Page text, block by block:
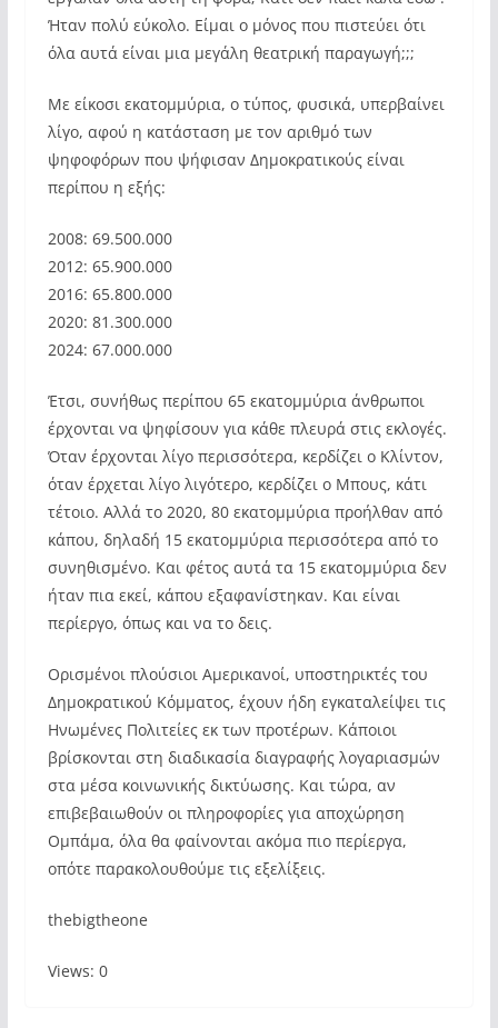
Ήταν πολύ εύκολο. Είμαι ο μόνος που πιστεύει ότι
όλα αυτά είναι μια μεγάλη θεατρική παραγωγή;;;
Με είκοσι εκατομμύρια, ο τύπος, φυσικά, υπερβαίνει
λίγο, αφού η κατάσταση με τον αριθμό των
ψηφοφόρων που ψήφισαν Δημοκρατικούς είναι
περίπου η εξής:
2008: 69.500.000
2012: 65.900.000
2016: 65.800.000
2020: 81.300.000
2024: 67.000.000
Έτσι, συνήθως περίπου 65 εκατομμύρια άνθρωποι
έρχονται να ψηφίσουν για κάθε πλευρά στις εκλογές.
Όταν έρχονται λίγο περισσότερα, κερδίζει ο Κλίντον,
όταν έρχεται λίγο λιγότερο, κερδίζει ο Μπους, κάτι
τέτοιο. Αλλά το 2020, 80 εκατομμύρια προήλθαν από
κάπου, δηλαδή 15 εκατομμύρια περισσότερα από το
συνηθισμένο. Και φέτος αυτά τα 15 εκατομμύρια δεν
ήταν πια εκεί, κάπου εξαφανίστηκαν. Και είναι
περίεργο, όπως και να το δεις.
Ορισμένοι πλούσιοι Αμερικανοί, υποστηρικτές του
Δημοκρατικού Κόμματος, έχουν ήδη εγκαταλείψει τις
Ηνωμένες Πολιτείες εκ των προτέρων. Κάποιοι
βρίσκονται στη διαδικασία διαγραφής λογαριασμών
στα μέσα κοινωνικής δικτύωσης. Και τώρα, αν
επιβεβαιωθούν οι πληροφορίες για αποχώρηση
Ομπάμα, όλα θα φαίνονται ακόμα πιο περίεργα,
οπότε παρακολουθούμε τις εξελίξεις.
thebigtheone
Views: 0